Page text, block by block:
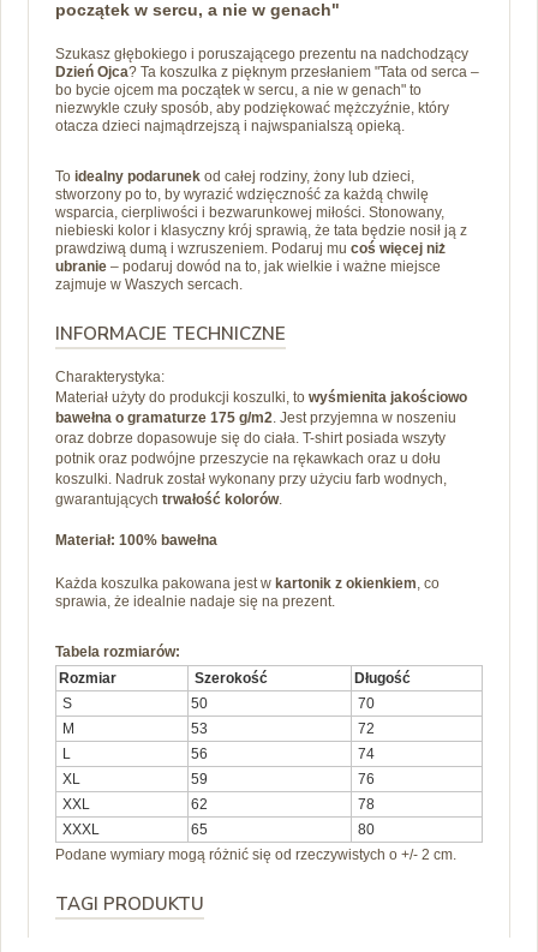
początek w sercu, a nie w genach"
Szukasz głębokiego i poruszającego prezentu na nadchodzący
Dzień Ojca? Ta koszulka z pięknym przesłaniem "Tata od serca –
bo bycie ojcem ma początek w sercu, a nie w genach" to
niezwykle czuły sposób, aby podziękować mężczyźnie, który
otacza dzieci najmądrzejszą i najwspanialszą opieką.
To idealny podarunek od całej rodziny, żony lub dzieci,
stworzony po to, by wyrazić wdzięczność za każdą chwilę
wsparcia, cierpliwości i bezwarunkowej miłości. Stonowany,
niebieski kolor i klasyczny krój sprawią, że tata będzie nosił ją z
prawdziwą dumą i wzruszeniem. Podaruj mu coś więcej niż
ubranie – podaruj dowód na to, jak wielkie i ważne miejsce
zajmuje w Waszych sercach.
INFORMACJE TECHNICZNE
Charakterystyka:
Materiał użyty do produkcji koszulki, to wyśmienita jakościowo
bawełna o gramaturze 175 g/m2. Jest przyjemna w noszeniu
oraz dobrze dopasowuje się do ciała. T-shirt posiada wszyty
potnik oraz podwójne przeszycie na rękawkach oraz u dołu
koszulki. Nadruk został wykonany przy użyciu farb wodnych,
gwarantujących trwałość kolorów.
Materiał: 100% bawełna
Każda koszulka pakowana jest w kartonik z okienkiem, co
sprawia, że idealnie nadaje się na prezent.
Tabela rozmiarów:
Rozmiar
Szerokość
Długość
S
50
70
M
53
72
L
56
74
XL
59
76
XXL
62
78
XXXL
65
80
Podane wymiary mogą różnić się od rzeczywistych o +/- 2 cm.
TAGI PRODUKTU